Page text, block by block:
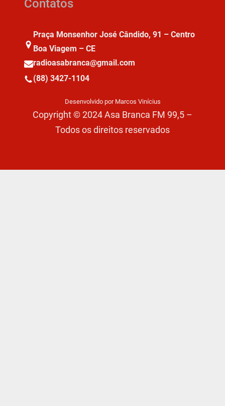
Contatos
Praça Monsenhor José Cândido, 91 – Centro
Boa Viagem – CE
radioasabranca@gmail.com
(88) 3427-1104
Desenvolvido por Marcos Vinícius
Copyright © 2024 Asa Branca FM 99,5 –
Todos os direitos reservados